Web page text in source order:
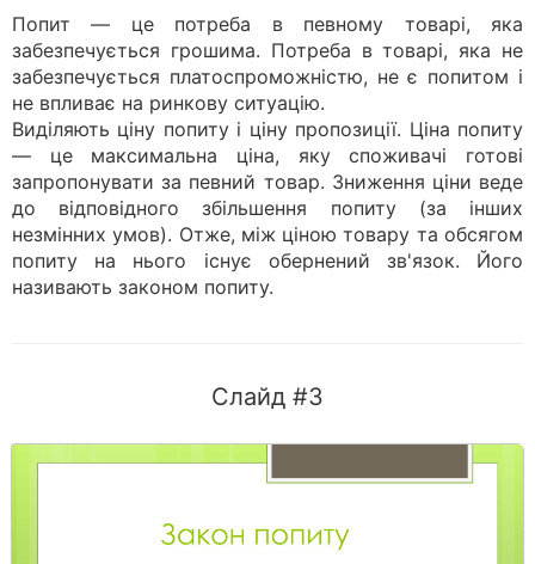
Попит — це потреба в певному товарі, яка
забезпечується грошима. Потреба в товарі, яка не
забезпечується платоспроможністю, не є попитом і
не впливає на ринкову ситуацію.
Виділяють ціну попиту і ціну пропозиції. Ціна попиту
— це максимальна ціна, яку споживачі готові
запропонувати за певний товар. Зниження ціни веде
до відповідного збільшення попиту (за інших
незмінних умов). Отже, між ціною товару та обсягом
попиту на нього існує обернений зв'язок. Його
називають законом попиту.
Слайд #3